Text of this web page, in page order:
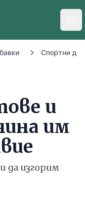
Спортни
и
им
да изгорим